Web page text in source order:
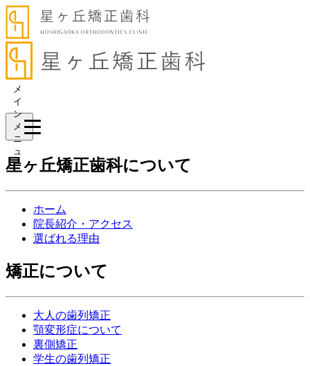
メ
イ
ン
メ
ニ
ュ
ー
星ヶ丘矯正歯科について
ホーム
院長紹介・アクセス
選ばれる理由
矯正について
大人の歯列矯正
顎変形症について
裏側矯正
学生の歯列矯正